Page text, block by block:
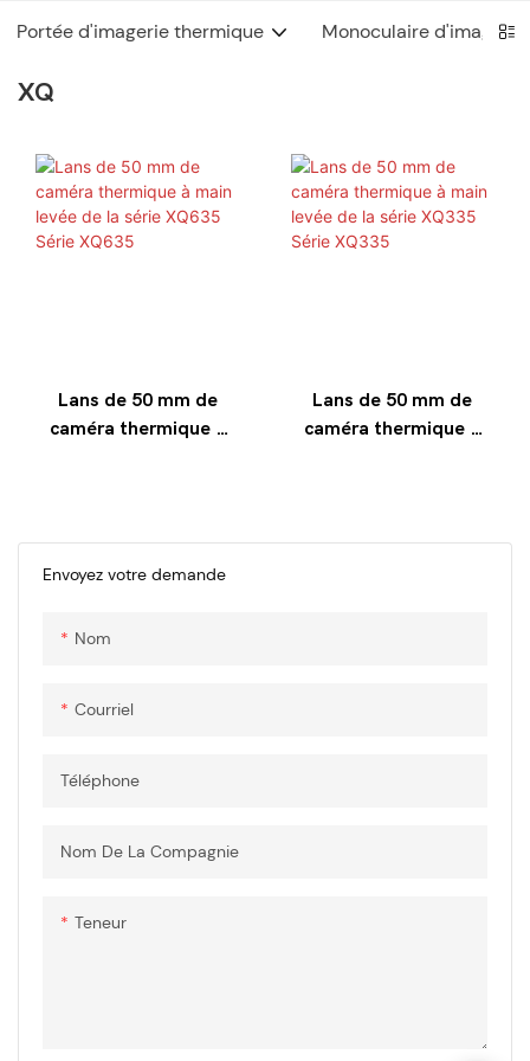
Portée d'imagerie thermique Monoculaire
XQ
Envoyez votre demande
Nom
Courriel
Téléphone
Nom De La Compagnie
Teneur
Lans de 50 mm de
caméra thermique à
Lans de 50 mm de
caméra thermique à